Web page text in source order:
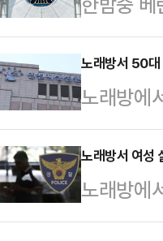
획위 안
임 부장
아파트
울감 등
이 있을
서 24시
에 대한
차례 침입
이해가
은 스토킹
구속영장
씨는 지
를 통해
노래방서 50
노래방에
의로도
(공우진
A(33)씨
성 B씨의
노래방서 여성
노래방에
고 있는